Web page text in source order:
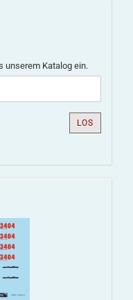
unserem Katalog ein.
LOS